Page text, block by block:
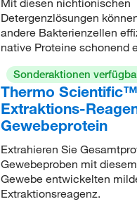
Mit diesen nichtionischen
Detergenzlösungen
andere Bakterienzellen
native Proteine schonend
Sonderaktionen
Thermo
Extraktions-
Gewebeprotein
Extrahieren Sie
Gewebeproben mit
Gewebe entwickelten
Extraktionsreagenz.